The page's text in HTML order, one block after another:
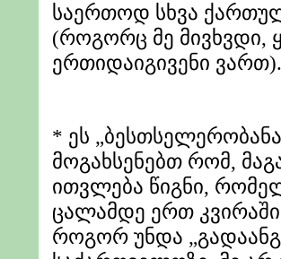
საერთოდ სხვა
(როგორც მე მივხვდი,
ერთიდაიგივენი ვართ).
* ეს
მოგახსენებთ რომ,
ითვლება წიგნი,
ცალამდე ერთ
როგორ უნდა